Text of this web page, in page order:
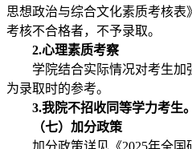
思想政治与综合文化素质考核
考核不合格者，不予录取。
2.心理素质考察
学院结合实际情况对考生加
为录取时的参考。
3.我院不招收同等学力考生。
（七）加分政策